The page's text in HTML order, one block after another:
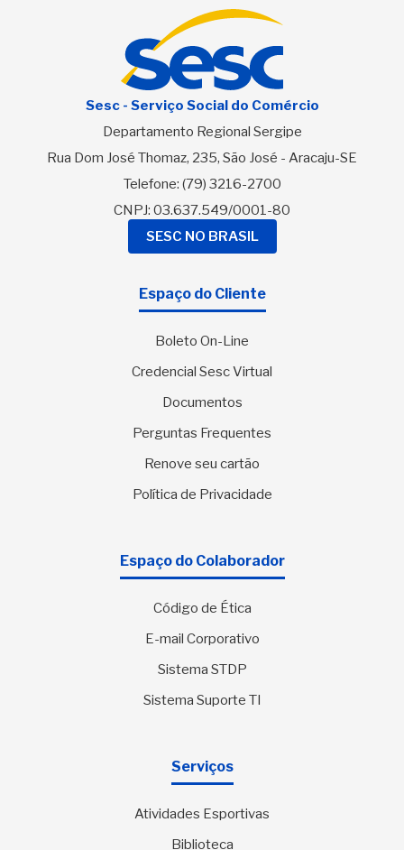
Sesc - Serviço Social do Comércio
Departamento Regional Sergipe
Rua Dom José Thomaz, 235, São José - Aracaju-SE
Telefone: (79) 3216-2700
CNPJ: 03.637.549/0001-80
SESC NO BRASIL
Espaço do Cliente
Boleto On-Line
Credencial Sesc Virtual
Documentos
Perguntas Frequentes
Renove seu cartão
Política de Privacidade
Espaço do Colaborador
Código de Ética
E-mail Corporativo
Sistema STDP
Sistema Suporte TI
Serviços
Atividades Esportivas
Biblioteca